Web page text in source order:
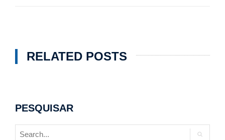
RELATED POSTS
PESQUISAR